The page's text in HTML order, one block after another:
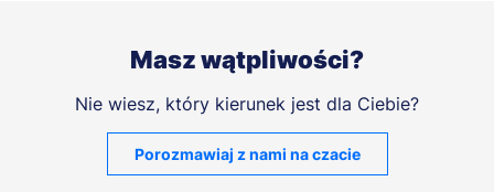
Masz wątpliwości?
Nie wiesz, który kierunek jest dla Ciebie?
Porozmawiaj z nami na czacie